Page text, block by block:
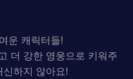
운 캐릭터들!
더 강한 영웅으로 키워주
하지 않아요!